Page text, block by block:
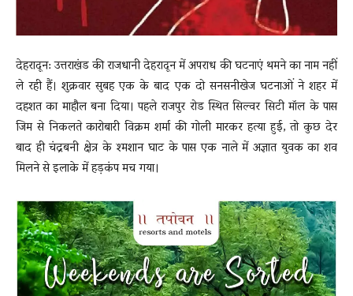
देहरादून: उत्तराखंड की राजधानी देहरादून में अपराध की घटनाएं थमने का नाम नहीं
ले रही हैं। शुक्रवार सुबह एक के बाद एक दो सनसनीखेज घटनाओं ने शहर में
दहशत का माहौल बना दिया। पहले राजपुर रोड स्थित सिल्वर सिटी मॉल के पास
जिम से निकलते कारोबारी विक्रम शर्मा की गोली मारकर हत्या हुई, तो कुछ देर
बाद ही चंद्रबनी क्षेत्र के श्मशान घाट के पास एक नाले में अज्ञात युवक का शव
मिलने से इलाके में हड़कंप मच गया।